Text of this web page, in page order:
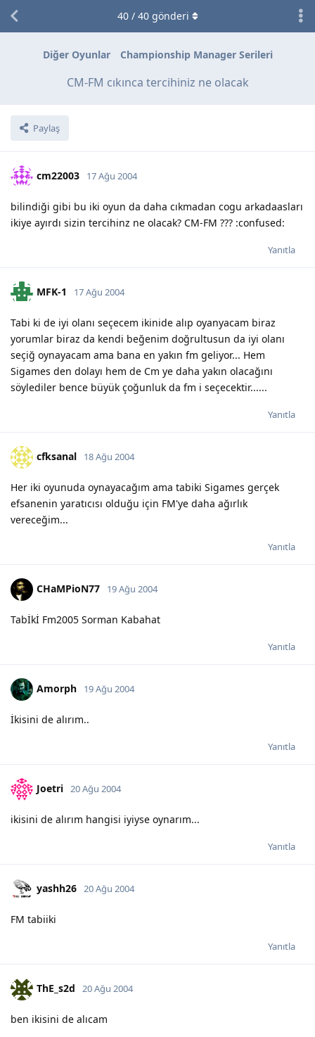
Diğer Oyunlar Championship Manager Serileri
CM-FM cıkınca tercihiniz ne olacak
Paylaş
40/ 40gönderi
cm22003 17 Ağu 2004
bilindiği gibi bu iki oyun da daha cıkmadan cogu arkadaasları
ikiye ayırdı sizin tercihinz ne olacak? CM-FM ??? :confused:
Yanıtla
MFK-1 17 Ağu 2004
Tabi ki de iyi olanı seçecem ikinide alıp oyanyacam biraz
yorumlar biraz da kendi beğenim doğrultusun da iyi olanı
seçiğ oynayacam ama bana en yakın fm geliyor... Hem
Sigames den dolayı hem de Cm ye daha yakın olacağını
söylediler bence büyük çoğunluk da fm i seçecektir......
Yanıtla
cfksanal 18 Ağu 2004
Her iki oyunuda oynayacağım ama tabiki Sigames gerçek
efsanenin yaratıcısı olduğu için FM'ye daha ağırlık
vereceğim...
Yanıtla
CHaMPioN77 19 Ağu 2004
Tabİkİ Fm2005 Sorman Kabahat
Yanıtla
Amorph 19 Ağu 2004
İkisini de alırım..
Yanıtla
Joetri 20 Ağu 2004
ikisini de alırım hangisi iyiyse oynarım...
Yanıtla
yashh26 20 Ağu 2004
FM tabiiki
Yanıtla
ThE_s2d 20 Ağu 2004
ben ikisini de alıcam